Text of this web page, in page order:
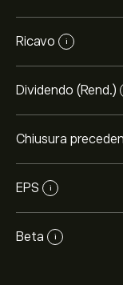
Ricavo i
Dividendo (Rend.)
Chiusura
EPS i
Beta i